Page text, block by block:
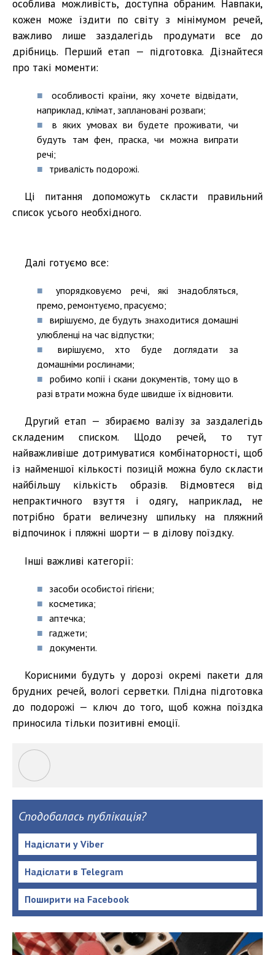
особлива можливість, доступна обраним. Навпаки,
кожен може їздити по світу з мінімумом речей,
важливо лише заздалегідь продумати все до
дрібниць. Перший етап — підготовка. Дізнайтеся
про такі моменти:
особливості країни, яку хочете відвідати,
наприклад, клімат, заплановані розваги;
в яких умовах ви будете проживати, чи
будуть там фен, праска, чи можна випрати
речі;
тривалість подорожі.
Ці питання допоможуть скласти правильний
список усього необхідного.
Далі готуємо все:
упорядковуємо речі, які знадобляться,
премо, ремонтуємо, прасуємо;
вирішуємо, де будуть знаходитися домашні
улюбленці на час відпустки;
вирішуємо, хто буде доглядати за
домашніми рослинами;
робимо копії і скани документів, тому що в
разі втрати можна буде швидше їх відновити.
Другий етап — збираємо валізу за заздалегідь
складеним списком. Щодо речей, то тут
найважливіше дотримуватися комбінаторності, щоб
із найменшої кількості позицій можна було скласти
найбільшу кількість образів. Відмовтеся від
непрактичного взуття і одягу, наприклад, не
потрібно брати величезну шпильку на пляжний
відпочинок і пляжні шорти — в ділову поїздку.
Інші важливі категорії:
засоби особистої гігієни;
косметика;
аптечка;
гаджети;
документи.
Корисними будуть у дорозі окремі пакети для
брудних речей, вологі серветки. Плідна підготовка
до подорожі — ключ до того, щоб кожна поїздка
приносила тільки позитивні емоції.
Сподобалась публікація?
Надіслати у Viber
Надіслати в Telegram
Поширити на Facebook